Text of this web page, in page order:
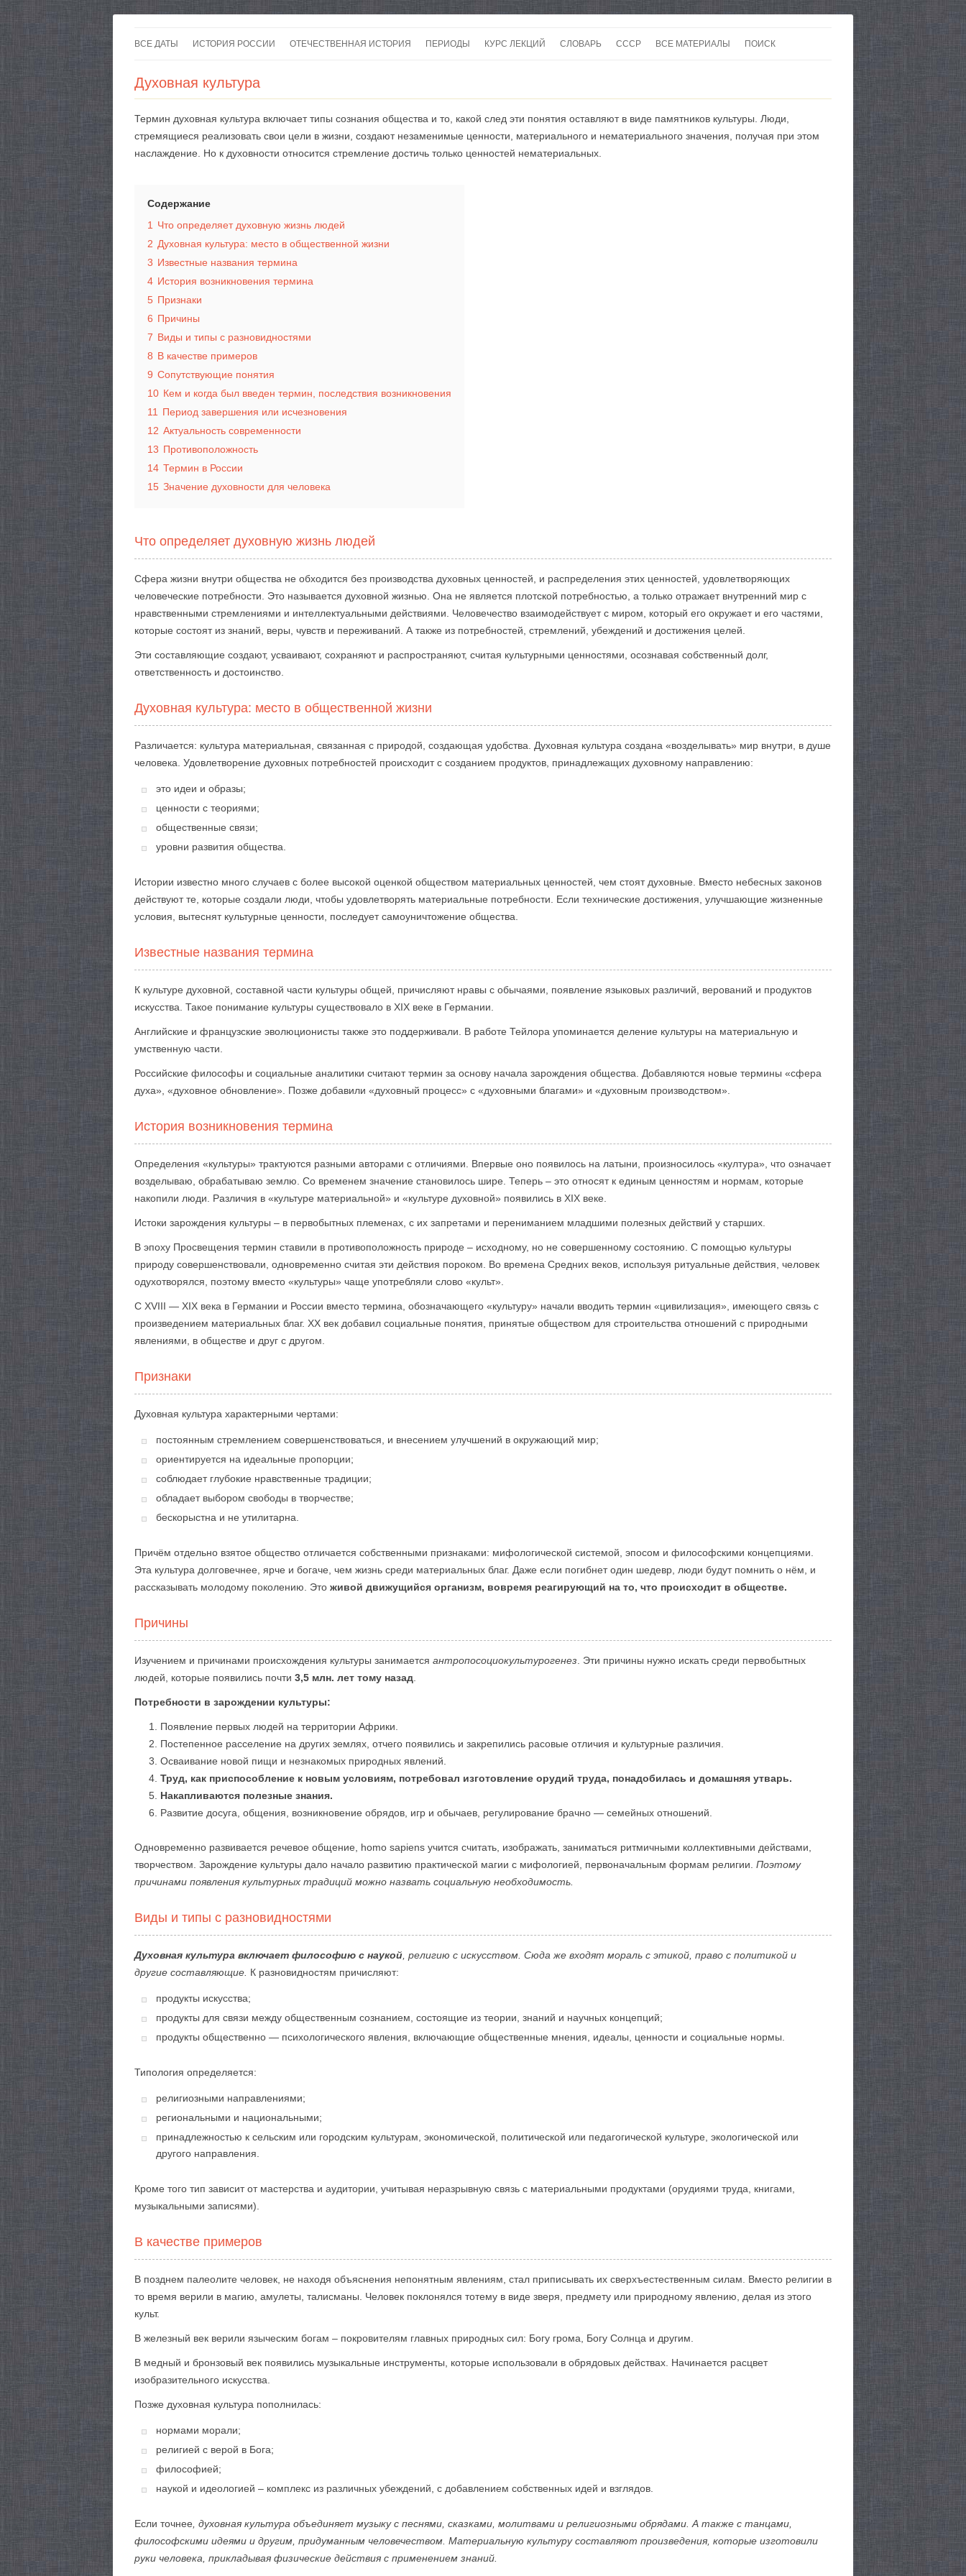
к
ВСЕ ДАТЫ ИСТОРИЯ РОССИИ ОТЕЧЕСТВЕННАЯ ИСТОРИЯ ПЕРИОДЫ КУРС ЛЕКЦИЙ СЛОВАРЬ СССР
ВОЙНЫ
ВСЕ МАТЕРИАЛЫ
КАРТЫ
ПОИСК
Духовная культура
Термин духовная культура включает типы сознания общества и то, какой след эти понятия оставляют в виде памятников культуры. Люди,
стремящиеся реализовать свои цели в жизни, создают незаменимые ценности, материального и нематериального значения, получая при этом
наслаждение. Но к духовности относится стремление достичь только ценностей нематериальных.
Содержание
1
Что определяет духовную жизнь людей
2 Духовная культура: место в общественной жизни
3 Известные названия термина
4 История возникновения термина
5 Признаки
6 Причины
7 Виды и типы с разновидностями
8 В качестве примеров
9 Сопутствующие понятия
10 Кем и когда был введен термин, последствия возникновения
11
Период завершения или исчезновения
12 Актуальность современности
13 Противоположность
14 Термин в России
15 Значение духовности для человека
Что определяет духовную жизнь людей
Сфера жизни внутри общества не обходится без производства духовных ценностей, и распределения этих ценностей, удовлетворяющих
человеческие потребности. Это называется духовной жизнью. Она не является плотской потребностью, а только отражает внутренний мир с
нравственными стремлениями и интеллектуальными действиями. Человечество взаимодействует с миром, который его окружает и его частями,
которые состоят из знаний, веры, чувств и переживаний. А также из потребностей, стремлений, убеждений и достижения целей.
Эти составляющие создают, усваивают, сохраняют и распространяют, считая культурными ценностями, осознавая собственный долг,
ответственность и достоинство.
Духовная культура: место в общественной жизни
Различается: культура материальная, связанная с природой, создающая удобства. Духовная культура создана «возделывать» мир внутри, в душе
человека. Удовлетворение духовных потребностей происходит с созданием продуктов, принадлежащих духовному направлению:
это идеи и образы;
ценности с теориями;
общественные связи;
уровни развития общества.
Истории известно много случаев с более высокой оценкой обществом материальных ценностей, чем стоят духовные. Вместо небесных законов
действуют те, которые создали люди, чтобы удовлетворять материальные потребности. Если технические достижения, улучшающие жизненные
условия, вытеснят культурные ценности, последует самоуничтожение общества.
Известные названия термина
К культуре духовной, составной части культуры общей, причисляют нравы с обычаями, появление языковых различий, верований и продуктов
искусства. Такое понимание культуры существовало в XIX веке в Германии.
Английские и французские эволюционисты также это поддерживали. В работе Тейлора упоминается деление культуры на материальную и
умственную части.
Российские философы и социальные аналитики считают термин за основу начала зарождения общества. Добавляются новые термины «сфера
духа», «духовное обновление». Позже добавили «духовный процесс» с «духовными благами» и «духовным производством».
История возникновения термина
Определения «культуры» трактуются разными авторами с отличиями. Впервые оно появилось на латыни, произносилось «култура», что означает
возделываю, обрабатываю землю. Со временем значение становилось шире. Теперь – это относят к единым ценностям и нормам, которые
накопили люди. Различия в «культуре материальной» и «культуре духовной» появились в XIX веке.
Истоки зарождения культуры – в первобытных племенах, с их запретами и перениманием младшими полезных действий у старших.
В эпоху Просвещения термин ставили в противоположность природе – исходному, но не совершенному состоянию. С помощью культуры
природу совершенствовали, одновременно считая эти действия пороком. Во времена Средних веков, используя ритуальные действия, человек
одухотворялся, поэтому вместо «культуры» чаще употребляли слово «культ».
С XVIII — XIX века в Германии и России вместо термина, обозначающего «культуру» начали вводить термин «цивилизация», имеющего связь с
произведением материальных благ. XX век добавил социальные понятия, принятые обществом для строительства отношений с природными
явлениями, в обществе и друг с другом.
Признаки
Духовная культура характерными чертами:
постоянным стремлением совершенствоваться, и внесением улучшений в окружающий мир;
ориентируется на идеальные пропорции;
соблюдает глубокие нравственные традиции;
обладает выбором свободы в творчестве;
бескорыстна и не утилитарна.
Причём отдельно взятое общество отличается собственными признаками: мифологической системой, эпосом и философскими концепциями.
Эта культура долговечнее, ярче и богаче, чем жизнь среди материальных благ. Даже если погибнет один шедевр, люди будут помнить о нём, и
рассказывать молодому поколению. Это живой движущийся организм, вовремя реагирующий на то, что происходит в обществе.
Причины
Изучением и причинами происхождения культуры занимается антропосоциокультурогенез . Эти причины нужно искать среди первобытных
людей, которые появились почти 3,5 млн. лет тому назад
Потребности в зарождении культуры:
Появление первых людей на территории Африки.
Постепенное расселение на других землях, отчего появились и закрепились расовые отличия и культурные различия.
Осваивание новой пищи и незнакомых природных явлений.
Труд, как приспособление к новым условиям, потребовал изготовление орудий труда, понадобилась и домашняя утварь.
Накапливаются полезные знания.
Развитие досуга, общения, возникновение обрядов, игр и обычаев, регулирование брачно — семейных отношений.
Одновременно развивается речевое общение, homo sapiens учится считать, изображать, заниматься ритмичными коллективными действами,
творчеством. Зарождение культуры дало начало развитию практической магии с мифологией, первоначальным формам религии. Поэтому
причинами появления культурных традиций можно назвать социальную необходимость.
Виды и типы с разновидностями
Духовная культура включает философию с наукой , религию с искусством. Сюда же входят мораль с этикой, право с политикой и
другие составляющие. К разновидностям причисляют:
продукты искусства;
продукты для связи между общественным сознанием, состоящие из теории, знаний и научных концепций;
продукты общественно — психологического явления, включающие общественные мнения, идеалы, ценности и социальные нормы.
Типология определяется:
религиозными направлениями;
региональными и национальными;
принадлежностью к сельским или городским культурам, экономической, политической или педагогической культуре, экологической или
другого направления.
Кроме того тип зависит от мастерства и аудитории, учитывая неразрывную связь с материальными продуктами (орудиями труда, книгами,
музыкальными записями).
В качестве примеров
В позднем палеолите человек, не находя объяснения непонятным явлениям, стал приписывать их сверхъестественным силам. Вместо религии в
то время верили в магию, амулеты, талисманы. Человек поклонялся тотему в виде зверя, предмету или природному явлению, делая из этого
культ.
В железный век верили языческим богам – покровителям главных природных сил: Богу грома, Богу Солнца и другим.
В медный и бронзовый век появились музыкальные инструменты, которые использовали в обрядовых действах. Начинается расцвет
изобразительного искусства.
Позже духовная культура пополнилась:
нормами морали;
религией с верой в Бога;
философией;
наукой и идеологией – комплекс из различных убеждений, с добавлением собственных идей и взглядов.
Если точнее , духовная культура объединяет музыку с песнями, сказками, молитвами и религиозными обрядами. А также с танцами,
философскими идеями и другим, придуманным человечеством. Материальную культуру составляют произведения, которые изготовили
руки человека, прикладывая физические действия с применением знаний.